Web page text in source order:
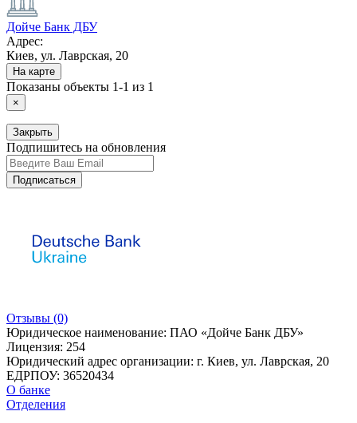
Дойче Банк ДБУ
Адрес:
Киев, ул. Лаврская, 20
На карте
Показаны объекты 1-1 из 1
×
Закрыть
Подпишитесь на обновления
Подписаться
Отзывы (0)
Юридическое наименование: ПАО «Дойче Банк ДБУ»
Лицензия: 254
Юридический адрес организации: г. Киев, ул. Лаврская, 20
ЕДРПОУ: 36520434
О банке
Отделения